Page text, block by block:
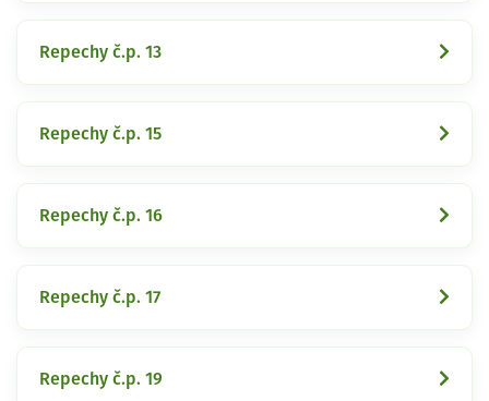
Repechy č.p. 13
Repechy č.p. 15
Repechy č.p. 16
Repechy č.p. 17
Repechy č.p. 19